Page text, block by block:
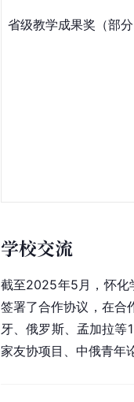
省级教学成果奖（部
学校交流
截至2025年5月，怀化
签署了合作协议，在合
牙、俄罗斯、孟加拉等
家友协项目、中俄青年